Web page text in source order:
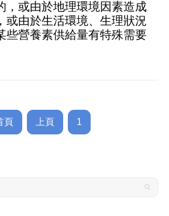
，或由於地理環境因素造成
或由於生活環境、生理狀況
些營養素供給量有特殊需要
頁 上頁 1